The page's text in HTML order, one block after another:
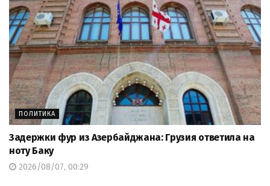
ПОЛИТИКА
Задержки фур из Азербайджана: Грузия ответила на
ноту Баку
2026/08/07, 00:29